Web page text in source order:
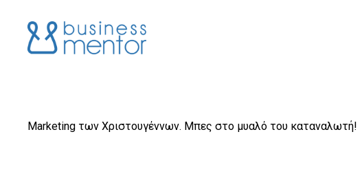
Marketing των Χριστουγέννων. Μπες στο μυαλό του καταναλωτή!